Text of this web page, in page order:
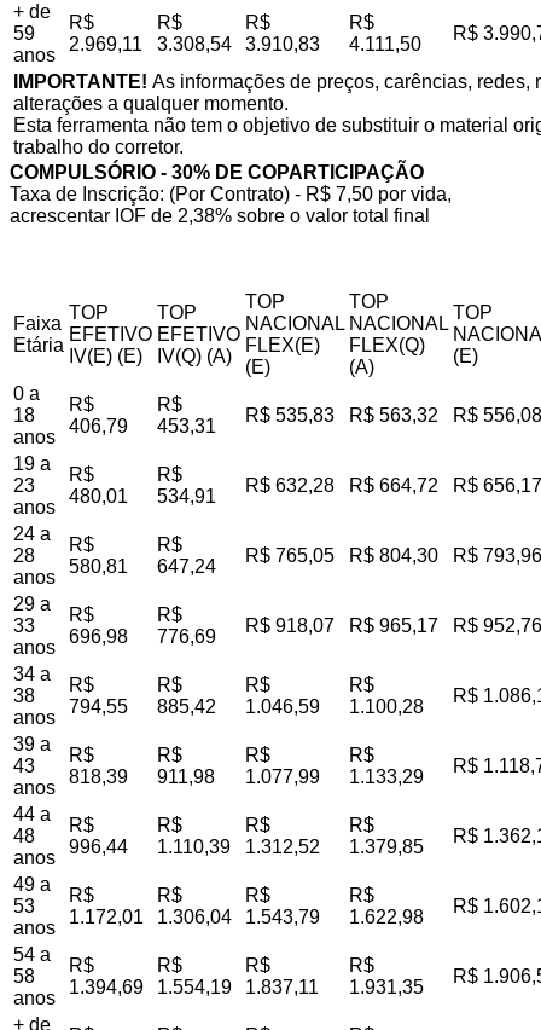
+ de
59
anos
R$
2.969,11
R$
3.308,54
R$
3.910,83
R$
4.111,50
R$
IMPORTANTE! As informações de preços, carências,
alterações a qualquer momento.
Esta ferramenta não tem o objetivo de substituir o material
trabalho do corretor.
COMPULSÓRIO - 30% DE COPARTICIPAÇÃO
Taxa de Inscrição: (Por Contrato) - R$ 7,50 por vida,
acrescentar IOF de 2,38% sobre o valor total final
Faixa
Etária
TOP
EFETIVO
IV(E) (E)
TOP
EFETIVO
IV(Q) (A)
TOP
NACIONAL
FLEX(E)
(E)
TOP
NACIONAL
FLEX(Q)
(A)
TOP
(E)
0 a
18
anos
R$
406,79
R$
453,31
R$ 535,83 R$ 563,32 R$ 556,08
19 a
23
anos
R$
480,01
R$
534,91
R$ 632,28 R$ 664,72 R$ 656,17
24 a
28
anos
R$
580,81
R$
647,24
R$ 765,05 R$ 804,30 R$ 793,96
29 a
33
anos
R$
696,98
R$
776,69
R$ 918,07 R$ 965,17 R$ 952,76
34 a
38
anos
R$
794,55
R$
885,42
R$
1.046,59
R$
1.100,28
R$
39 a
43
anos
R$
818,39
R$
911,98
R$
1.077,99
R$
1.133,29
R$
44 a
48
anos
R$
996,44
R$
1.110,39
R$
1.312,52
R$
1.379,85
R$
49 a
53
anos
R$
1.172,01
R$
1.306,04
R$
1.543,79
R$
1.622,98
R$
54 a
58
anos
R$
1.394,69
R$
1.554,19
R$
1.837,11
R$
1.931,35
R$
+ de